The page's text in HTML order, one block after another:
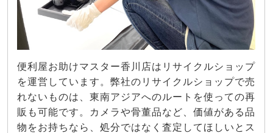
便利屋お助けマスター香川店はリサイクルショップ
を運営しています。弊社のリサイクルショップで売
れないものは、東南アジアへのルートを使っての再
販も可能です。カメラや骨董品など、価値がある品
物をお持ちなら、処分ではなく査定してほしいとス